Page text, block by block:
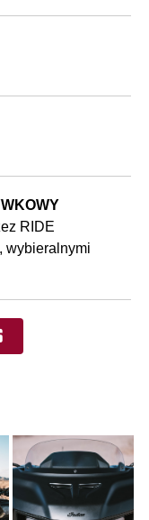
RIDE
wybieralnymi